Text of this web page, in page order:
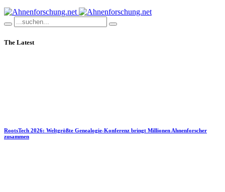
The Latest
RootsTech 2026: Weltgrößte Genealogie-Konferenz bringt Millionen Ahnenforscher
zusammen